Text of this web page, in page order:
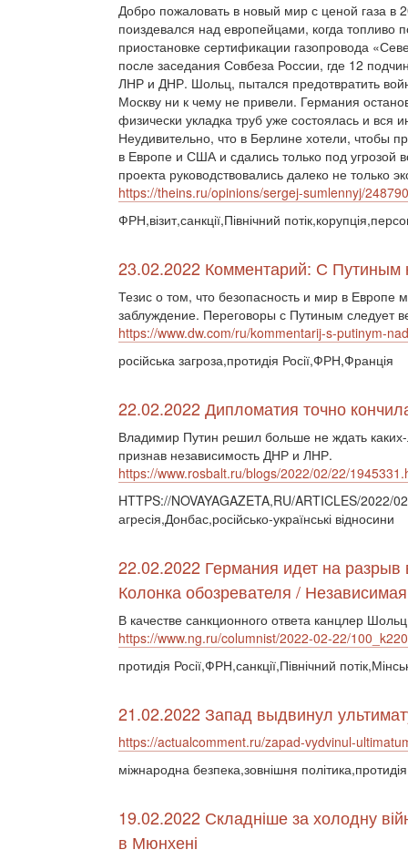
Добро пожаловать в новый мир с ценой газа в
поиздевался над европейцами, когда топливо
приостановке сертификации газопровода
после заседания Совбеза России, где 12
ЛНР и ДНР. Шольц, пытался предотвратить
Москву ни к чему не привели. Германия
физически укладка труб уже состоялась и
Неудивительно, что в Берлине хотели, чтобы
в Европе и США и сдались только под
проекта руководствовались далеко не только
https://theins.ru/opinions/sergej-sumlennyj/248790
ФРН,візит,санкції,Північний
23.02.2022 Комментарий: С Путиным
Тезис о том, что безопасность и мир в Европе
заблуждение. Переговоры с Путиным следует
https://www.dw.com/ru/kommentarij-s-putinym-
російська загроза,протидія Росії,ФРН,Франція
22.02.2022 Дипломатия точно
Владимир Путин решил больше не ждать
признав независимость ДНР и ЛНР.
https://www.rosbalt.ru/blogs/2022/02/22/
HTTPS://NOVAYAGAZETA,RU/ARTICLES/2022/
агресія,Донбас,російсько-українські відносини
22.02.2022 Германия идет на
Колонка обозревателя / Независимая
В качестве санкционного ответа канцлер
https://www.ng.ru/columnist/2022-02-22/
протидія Росії,ФРН,санкції,Північний
21.02.2022 Запад выдвинул
https://actualcomment.ru/zapad-vydvinul-
міжнародна безпека,зовнішня
19.02.2022 Складніше за холодну
в Мюнхені